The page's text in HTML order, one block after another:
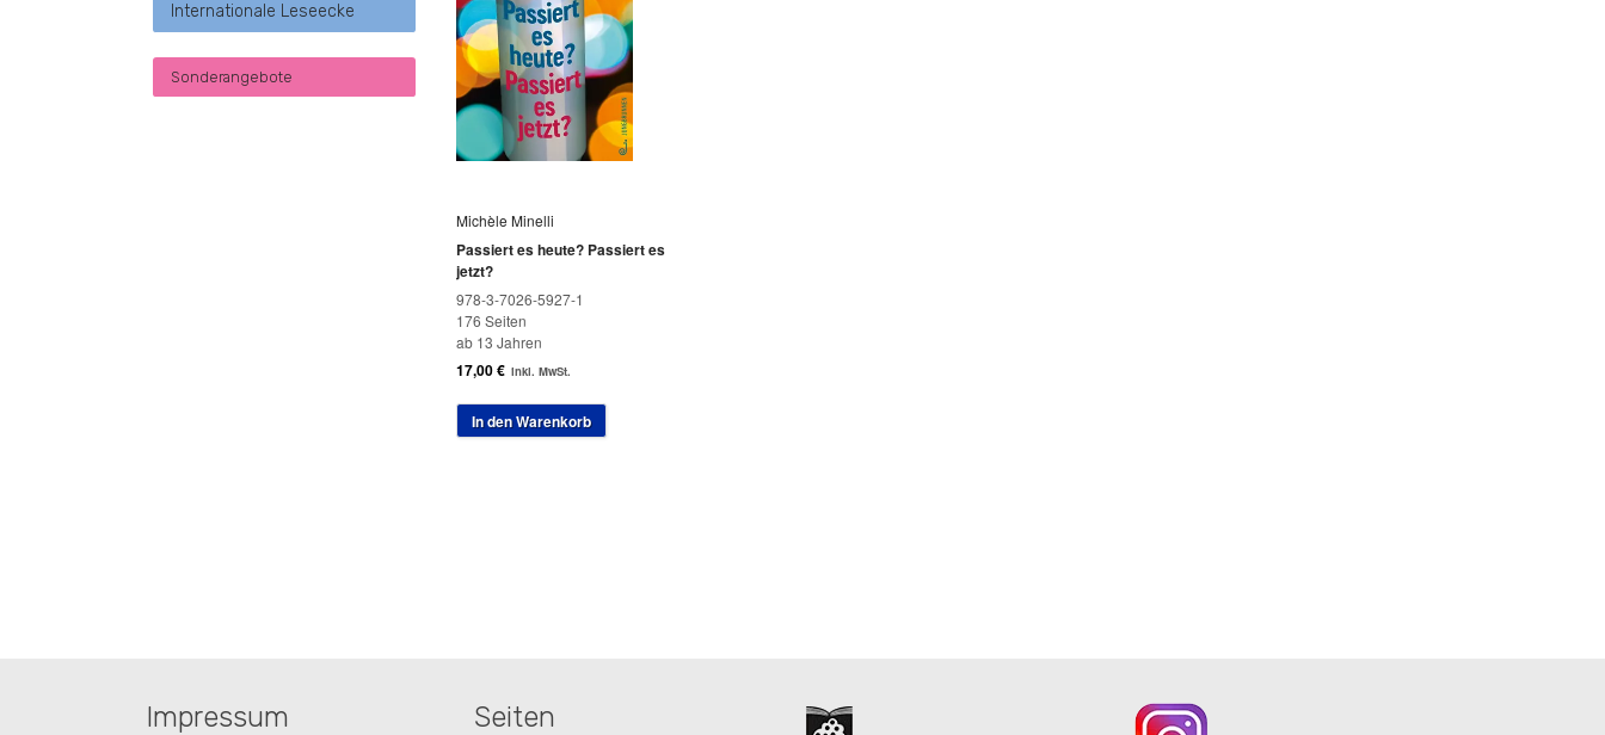
Michèle Minelli
Passiert es heute? Passiert es
jetzt?
978-3-7026-5927-1
176 Seiten
ab 13 Jahren
17,00€ inkl. MwSt.
In den Warenkorb
Internationale Leseecke
Sonderangebote
Impressum Seiten